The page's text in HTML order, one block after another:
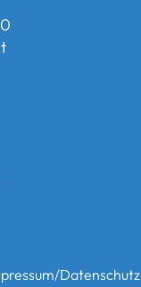
/Datenschutz